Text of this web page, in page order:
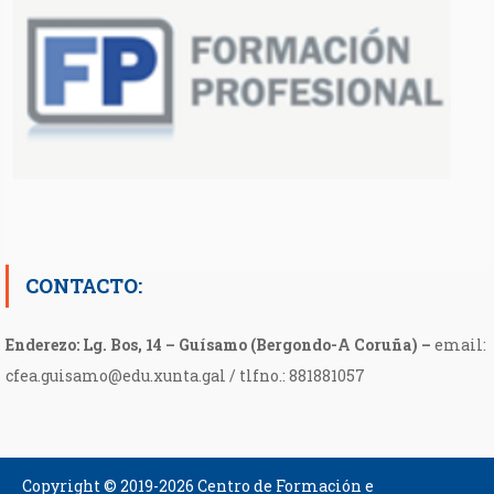
CONTACTO:
Enderezo: Lg. Bos, 14 – Guísamo (Bergondo-A Coruña) – email:
cfea.guisamo@edu.xunta.gal / tlfno.: 881881057
Copyright © 2019-2026 Centro de Formación e